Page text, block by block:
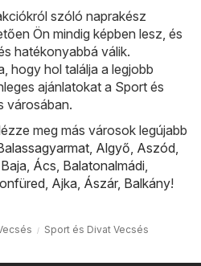
szóló naprakész
Ön mindig képben lesz, és
hatékonyabbá válik.
hogy hol találja a legjobb
ajánlatokat a Sport és
városában.
meg más városok legújabb
, Algyő, Aszód,
Baja, Ács, Balatonalmádi,
, Ajka, Ászár, Balkány!
Sport és Divat Vecsés